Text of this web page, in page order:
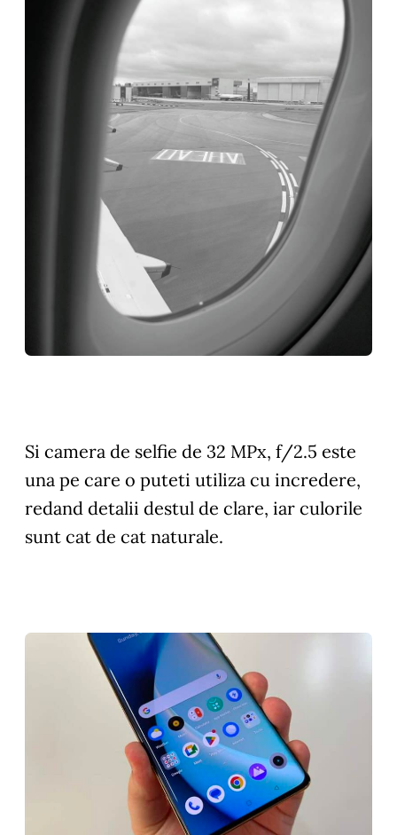
Si camera de selfie de 32 MPx, f/2.5 este
una pe care o puteti utiliza cu incredere,
redand detalii destul de clare, iar culorile
sunt cat de cat naturale.